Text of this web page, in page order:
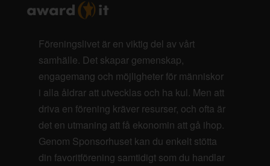
Föreningslivet är en viktig del av vårt
samhälle. Det skapar gemenskap,
engagemang och möjligheter för människor
i alla åldrar att utvecklas och ha kul. Men att
driva en förening kräver resurser, och ofta är
det en utmaning att få ekonomin att gå ihop.
Genom Sponsorhuset kan du enkelt stötta
din favoritförening samtidigt som du handlar